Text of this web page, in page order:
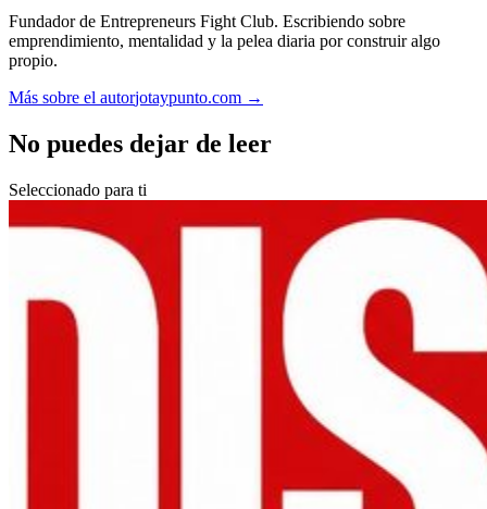
Fundador de Entrepreneurs Fight Club. Escribiendo sobre
emprendimiento, mentalidad y la pelea diaria por construir algo
propio.
Más sobre el autorjotaypunto.com →
No puedes dejar de leer
Seleccionado para ti